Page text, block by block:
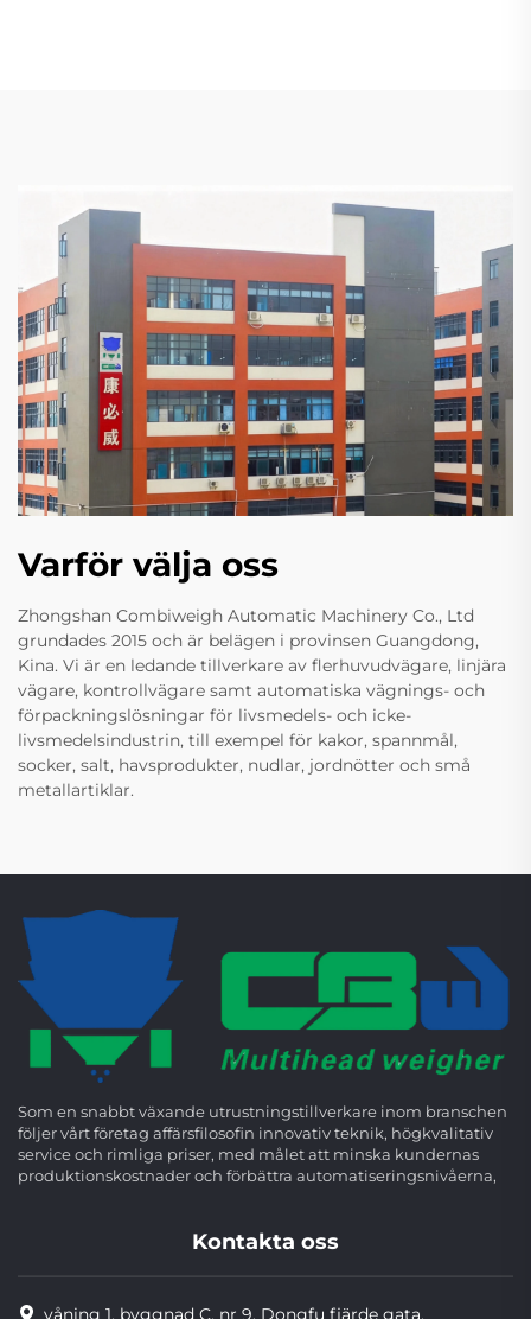
Varför välja oss
Zhongshan Combiweigh Automatic Machinery Co., Ltd
grundades 2015 och är belägen i provinsen Guangdong,
Kina. Vi är en ledande tillverkare av flerhuvudvägare, linjära
vägare, kontrollvägare samt automatiska vägnings- och
förpackningslösningar för livsmedels- och icke-
livsmedelsindustrin, till exempel för kakor, spannmål,
socker, salt, havsprodukter, nudlar, jordnötter och små
metallartiklar.
Som en snabbt växande utrustningstillverkare inom branschen
följer vårt företag affärsfilosofin innovativ teknik, högkvalitativ
service och rimliga priser, med målet att minska kundernas
produktionskostnader och förbättra automatiseringsnivåerna,
Kontakta oss
våning 1, byggnad C, nr 9, Dongfu fjärde gata,